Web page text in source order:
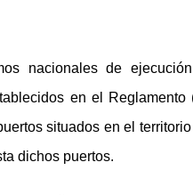
nacionales de
en el Reglamento
situados en el
dichos puertos.